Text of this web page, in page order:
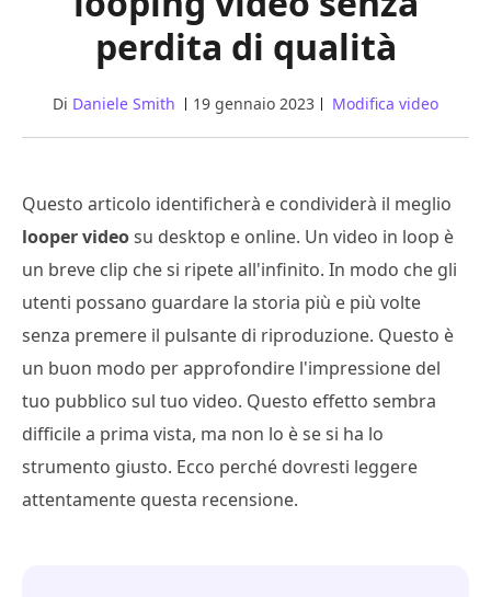
perdita di qualità
Di Daniele Smith 19 gennaio 2023 Modifica video
Questo articolo identificherà e condividerà il meglio
looper videosu desktop e online. Un video in loop è
un breve clip che si ripete all'infinito. In modo che gli
utenti possano guardare la storia più e più volte
senza premere il pulsante di riproduzione. Questo è
un buon modo per approfondire l'impressione del
tuo pubblico sul tuo video. Questo effetto sembra
difficile a prima vista, ma non lo è se si ha lo
strumento giusto. Ecco perché dovresti leggere
attentamente questa recensione.